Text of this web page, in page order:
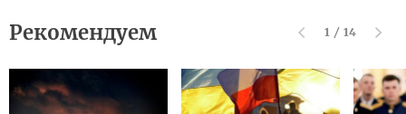
Рекомендуем 1 / 14